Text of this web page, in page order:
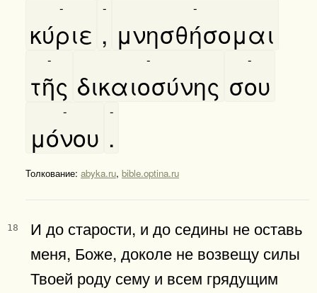
κύριε
-
,
-
μνησθήσομαι
-
τῆς
-
δικαιοσύνης
-
σου
-
μόνου
-
.
-
Толкование: abyka.ru, bible.optina.ru
18
И до старости, и до седины не оставь
меня, Боже, доколе не возвещу силы
Твоей роду сему и всем грядущим